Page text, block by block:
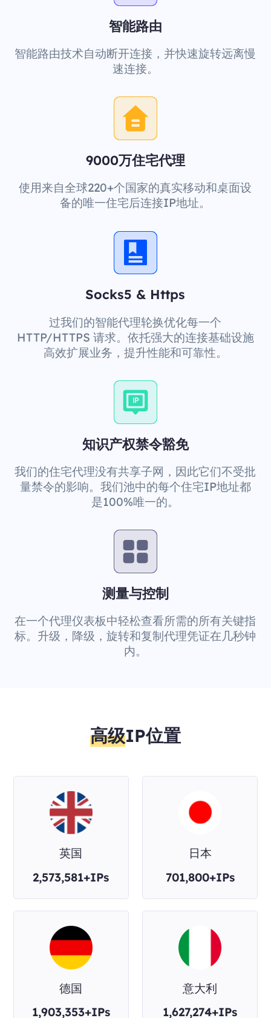
智能路由
智能路由技术自动断开连接，并快速旋转远离慢
速连接。
9000万住宅代理
使用来自全球220+个国家的真实移动和桌面设
备的唯一住宅后连接IP地址。
Socks5 & Https
过我们的智能代理轮换优化每一个
HTTP/HTTPS 请求。依托强大的连接基础设施
高效扩展业务，提升性能和可靠性。
知识产权禁令豁免
我们的住宅代理没有共享子网，因此它们不受批
量禁令的影响。我们池中的每个住宅IP地址都
是100%唯一的。
测量与控制
在一个代理仪表板中轻松查看所需的所有关键指
标。升级，降级，旋转和复制代理凭证在几秒钟
内。
高级IP位置
英国
2,573,581+IPs
日本
701,800+IPs
德国
1,903,353+IPs
意大利
1,627,274+IPs